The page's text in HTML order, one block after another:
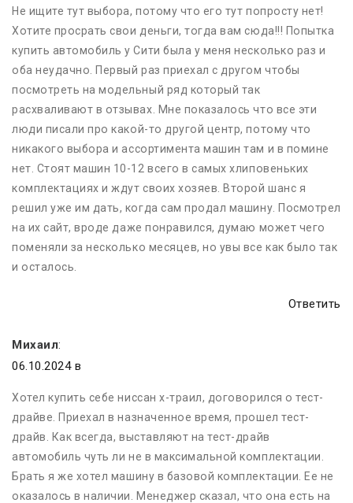
Не ищите тут выбора, потому что его тут попросту нет!
Хотите просрать свои деньги, тогда вам сюда!!! Попытка
купить автомобиль у Сити была у меня несколько раз и
оба неудачно. Первый раз приехал с другом чтобы
посмотреть на модельный ряд который так
расхваливают в отзывах. Мне показалось что все эти
люди писали про какой-то другой центр, потому что
никакого выбора и ассортимента машин там и в помине
нет. Стоят машин 10-12 всего в самых хлиповеньких
комплектациях и ждут своих хозяев. Второй шанс я
решил уже им дать, когда сам продал машину. Посмотрел
на их сайт, вроде даже понравился, думаю может чего
поменяли за несколько месяцев, но увы все как было так
и осталось.
Ответить
Михаил:
06.10.2024 в
Хотел купить себе ниссан х-траил, договорился о тест-
драйве. Приехал в назначенное время, прошел тест-
драйв. Как всегда, выставляют на тест-драйв
автомобиль чуть ли не в максимальной комплектации.
Брать я же хотел машину в базовой комплектации. Ее не
оказалось в наличии. Менеджер сказал, что она есть на